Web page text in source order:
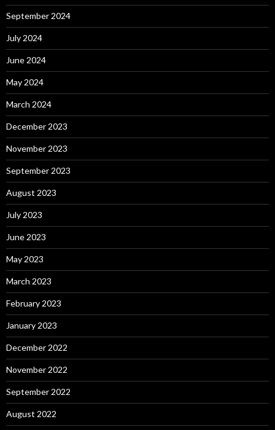
September 2024
July 2024
June 2024
May 2024
March 2024
December 2023
November 2023
September 2023
August 2023
July 2023
June 2023
May 2023
March 2023
February 2023
January 2023
December 2022
November 2022
September 2022
August 2022